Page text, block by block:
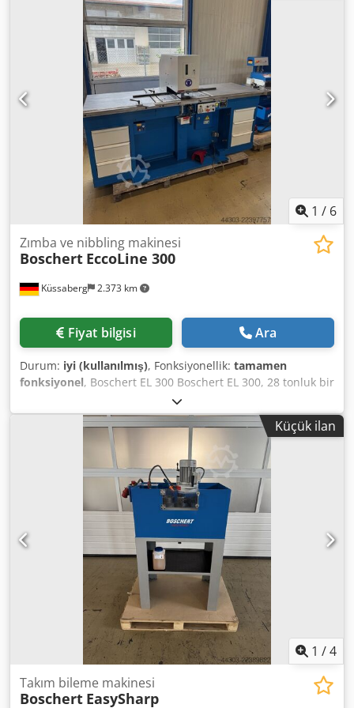
mümkün olur. Kesme kuvveti 28 ton. Credpfx Aisznu T
Esdsf Püskürtme sistemi. Kesme artıklarını emme sistemi.
1 / 6
Küssaberg 2.373 km
Zımba ve nibbling makinesi
Boschert EccoLine 300
Fiyat bilgisi Ara
Durum: iyi (kullanılmış), Fonksiyonellik: tamamen
fonksiyonel, Boschert EL 300 Boschert EL 300, 28 tonluk bir
kesme kuvvetine sahip manuel bir kesme makinesidir.
Cjdpfxeznu H So Aidorf Trumpf alet tutucusu ile donatılmış
olup, III. dereceye (dış daire 105 mm) kadar kalıplar monte
edilebilir. Sürekli hareket, tekli hareket ve dokunmatik
çalışma modu mevcuttur. Standart ayak pedalıyla birlikte,
kesme hareketi ayrıca iki elle kontrol edilerek de
başlatılabilir. Özellikle, pleksi korumanın üstte kalması
gereken parçalarda (örneğin L profiller), iki elle kontrol
yöntemi kullanılarak çalışılabilir. Entegre çekmeceler,
kesme aletlerini ve aksesuarları saklamak için idealdir.
Kullanımı kolay ve hızlı alet değiştirme özelliği sayesinde
bu makine herkes için erişilebilirdir.
Küçük ilan
1 /4
Takım bileme makinesi
Boschert EasySharp